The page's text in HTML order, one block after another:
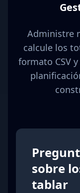
Administre
calcule los
formato CSV
sobre
tablar